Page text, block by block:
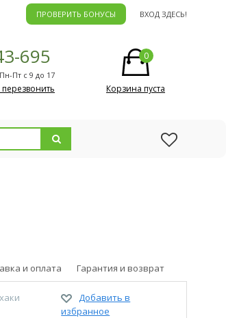
ПРОВЕРИТЬ БОНУСЫ ВХОД ЗДЕСЬ!
695
Пт с 9 до 17
0
Корзина пуста
и оплата Гарантия и возврат
Добавить в
избранное